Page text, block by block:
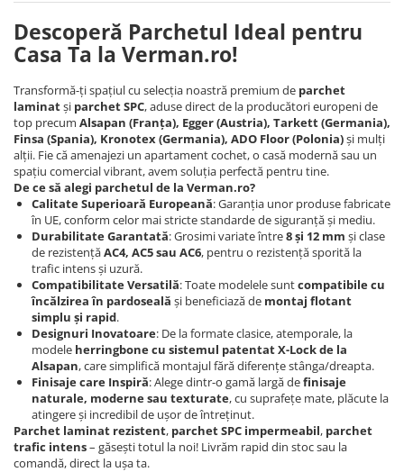
Descoperă Parchetul Ideal pentru
Casa Ta la Verman.ro!
Transformă-ți spațiul cu selecția noastră premium de parchet
laminatși parchet SPC, aduse direct de la producători europeni de
top precum Alsapan (Franța), Egger (Austria), Tarkett (Germania),
Finsa (Spania), Kronotex (Germania), ADO Floor (Polonia)și mulți
alții. Fie că amenajezi un apartament cochet, o casă modernă sau un
spațiu comercial vibrant, avem soluția perfectă pentru tine.
De ce să alegi parchetul de la Verman.ro?
Calitate Superioară Europeană: Garanția unor produse fabricate
în UE, conform celor mai stricte standarde de siguranță și mediu.
Durabilitate Garantată: Grosimi variate între8 și 12 mm și clase
de rezistențăAC4, AC5 sau AC6, pentru o rezistență sporită la
trafic intens și uzură.
Compatibilitate Versatilă: Toate modelele suntcompatibile cu
încălzirea în pardoseală și beneficiază de montaj flotant
simplu și rapid.
Designuri Inovatoare: De la formate clasice, atemporale, la
modele herringbone cu sistemul patentat X-Lock de la
Alsapan, care simplifică montajul fără diferențe stânga/dreapta.
Finisaje care Inspiră: Alege dintr-o gamă largă definisaje
naturale, moderne sau texturate, cu suprafețe mate, plăcute la
atingere și incredibil de ușor de întreținut.
Parchet laminat rezistent, parchet SPC impermeabil, parchet
trafic intens– găsești totul la noi! Livrăm rapid din stoc sau la
comandă, direct la ușa ta.